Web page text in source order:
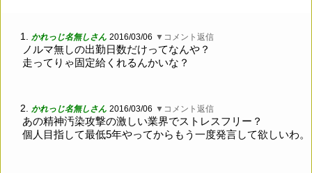
1. かれっじ名無しさん 2016/03/06 ▼コメント返信
ノルマ無しの出勤日数だけってなんや？
走ってりゃ固定給くれるんかいな？
2. かれっじ名無しさん 2016/03/06 ▼コメント返信
あの精神汚染攻撃の激しい業界でストレスフリー？
個人目指して最低5年やってからもう一度発言して欲しいわ。